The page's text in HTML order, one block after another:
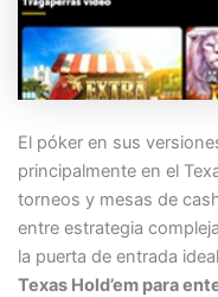
El póker en sus
principalmente en el
torneos y mesas de
entre estrategia
la puerta de entrada
Texas Hold’em para